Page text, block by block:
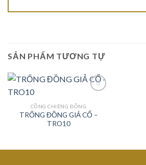
SẢN PHẨM TƯƠNG TỰ
Add to
CỒNG CHIÊNG ĐỒNG
TRỐNG ĐỒNG GIẢ CỔ –
TRO10